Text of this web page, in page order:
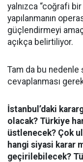
yalnızca “coğrafi
yapılanmanın
güçlendirmeyi
açıkça belirtiliyor.
Tam da bu nedenle
cevaplanması
İstanbul’daki
olacak? Türkiye
üstlenecek? Çok
hangi siyasi karar
geçirilebilecek?